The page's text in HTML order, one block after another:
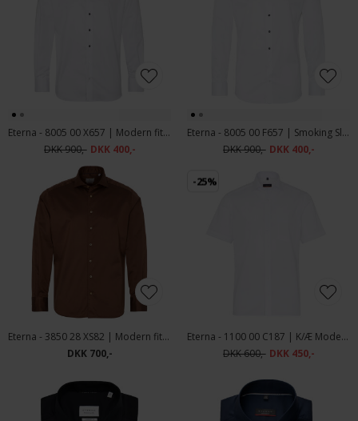
Eterna - 8005 00 X657 | Modern fit Smoking Skjorte Hvid
DKK 900,- DKK 400,-
Eterna - 8005 00 F657 | Smoking Slim Skjorte Hvid
DKK 900,- DKK 400,-
Eterna - 3850 28 XS82 | Modern fit Skjorte Brun
DKK 700,-
-25%
Eterna - 1100 00 C187 | K/Æ Modern fit Skjorte Hvid
DKK 600,- DKK 450,-